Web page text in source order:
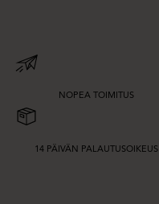
NOPEA TOIMITUS
14 PÄIVÄN PALAUTUSOIKEUS